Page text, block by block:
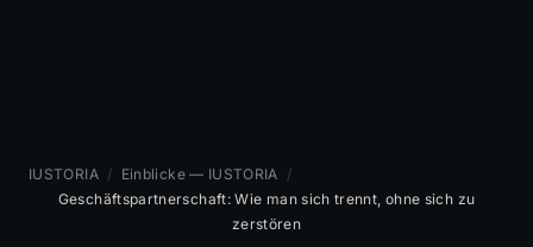
IUSTORIA / Einblicke — IUSTORIA /
Geschäftspartnerschaft: Wie man sich trennt, ohne sich zu
zerstören